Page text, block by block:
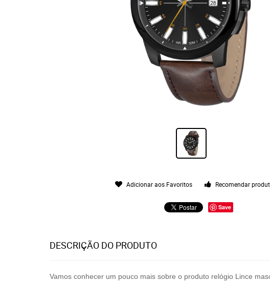
Adicionar aos Favoritos Recomendar
Save
DESCRIÇÃO DO PRODUTO
Vamos conhecer um pouco mais sobre o produto relógio Lince